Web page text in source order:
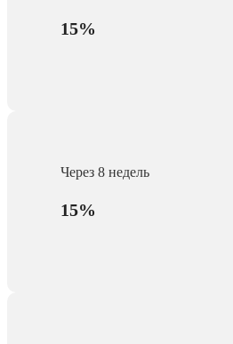
15%
Через 8 недель
15%